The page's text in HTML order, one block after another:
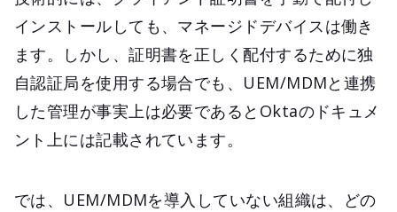
インストールしても、マネージドデバイスは働き
ます。しかし、証明書を正しく配付するために独
自認証局を使用する場合でも、UEM/MDMと連携
した管理が事実上は必要であるとOktaのドキュメ
ント上には記載されています。
では、UEM/MDMを導入していない組織は、どの